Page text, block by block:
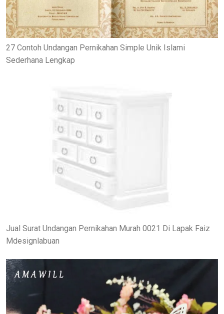
27 Contoh Undangan Pernikahan Simple Unik Islami
Sederhana Lengkap
Jual Surat Undangan Pernikahan Murah 0021 Di Lapak Faiz
Mdesignlabuan